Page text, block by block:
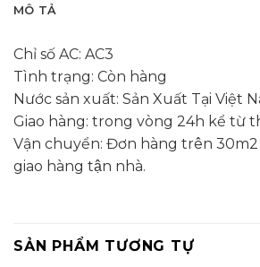
MÔ TẢ
Chỉ số AC: AC3
Tình trạng: Còn hàng
Nước sản xuất: Sản Xuất Tại Việt
Giao hàng: trong vòng 24h kể từ
Vận chuyển: Đơn hàng trên
giao hàng tận nhà.
SẢN PHẨM TƯƠNG TỰ